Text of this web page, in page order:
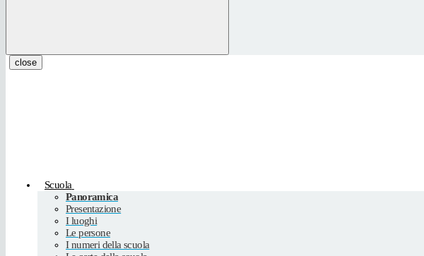
close
Scuola
Panoramica
Presentazione
I luoghi
Le persone
I numeri della scuola